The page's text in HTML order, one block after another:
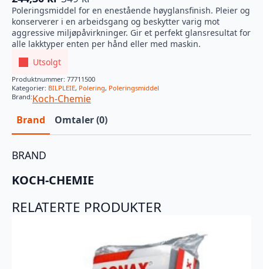
Opprinnelig
pris
var:
349 kr.
Nåværende
pris
er:
244,30 kr.
Poleringsmiddel for en enestående høyglansfinish. Pleier og
konserverer i en arbeidsgang og beskytter varig mot
aggressive miljøpåvirkninger. Gir et perfekt glansresultat for
alle lakktyper enten per hånd eller med maskin.
Utsolgt
Produktnummer: 77711500
Kategorier: BILPLEIE, Polering, Poleringsmiddel
Brand:Koch-Chemie
Brand
Omtaler (0)
BRAND
KOCH-CHEMIE
RELATERTE PRODUKTER